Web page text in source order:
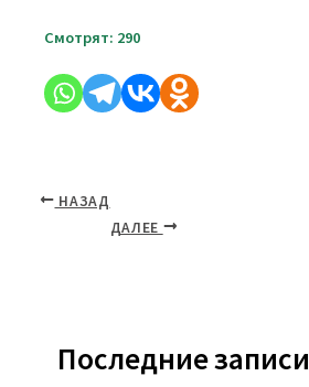
Смотрят: 290
НАЗАД
ДАЛЕЕ
Последние записи